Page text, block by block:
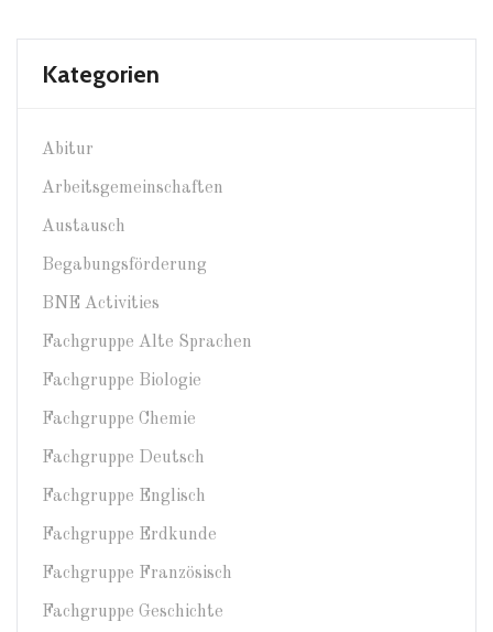
Kategorien
Abitur
Arbeitsgemeinschaften
Austausch
Begabungsförderung
BNE Activities
Fachgruppe Alte Sprachen
Fachgruppe Biologie
Fachgruppe Chemie
Fachgruppe Deutsch
Fachgruppe Englisch
Fachgruppe Erdkunde
Fachgruppe Französisch
Fachgruppe Geschichte